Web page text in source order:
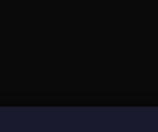
Mercatino di Spazio iTech